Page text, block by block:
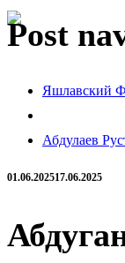
Post
Яшлавский
Абдулаев
01.06.202517.06.2025